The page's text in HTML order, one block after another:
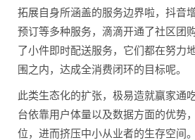
拓展自身所涵盖的服务边界啦，抖音
预订等多种服务，滴滴开通了社区团
了小件即时配送服务，它们都在努力
围之内，达成全消费闭环的目标呢。
此类生态化的扩张，极易造就赢家通
台依靠用户体量以及数据方面的优势
位，进而挤压中小从业者的生存空间。